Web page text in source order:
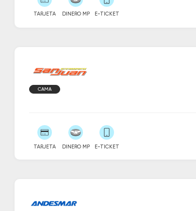
TARJETA DINERO MP E-TICKET
CAMA
TARJETA DINERO MP E-TICKET